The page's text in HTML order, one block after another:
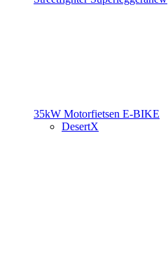
35kW Motorfietsen E-BIKE
DesertX